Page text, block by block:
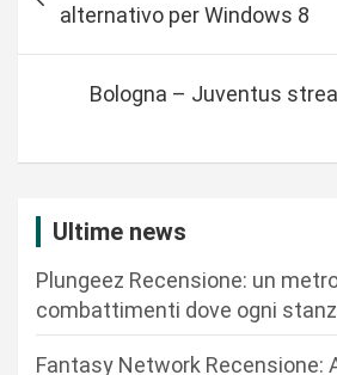
a
alternativo per Windows 8
Bologna – Juventus
Ultime news
Plungeez Recensione: un
combattimenti dove ogni
Fantasy Network Recensione: